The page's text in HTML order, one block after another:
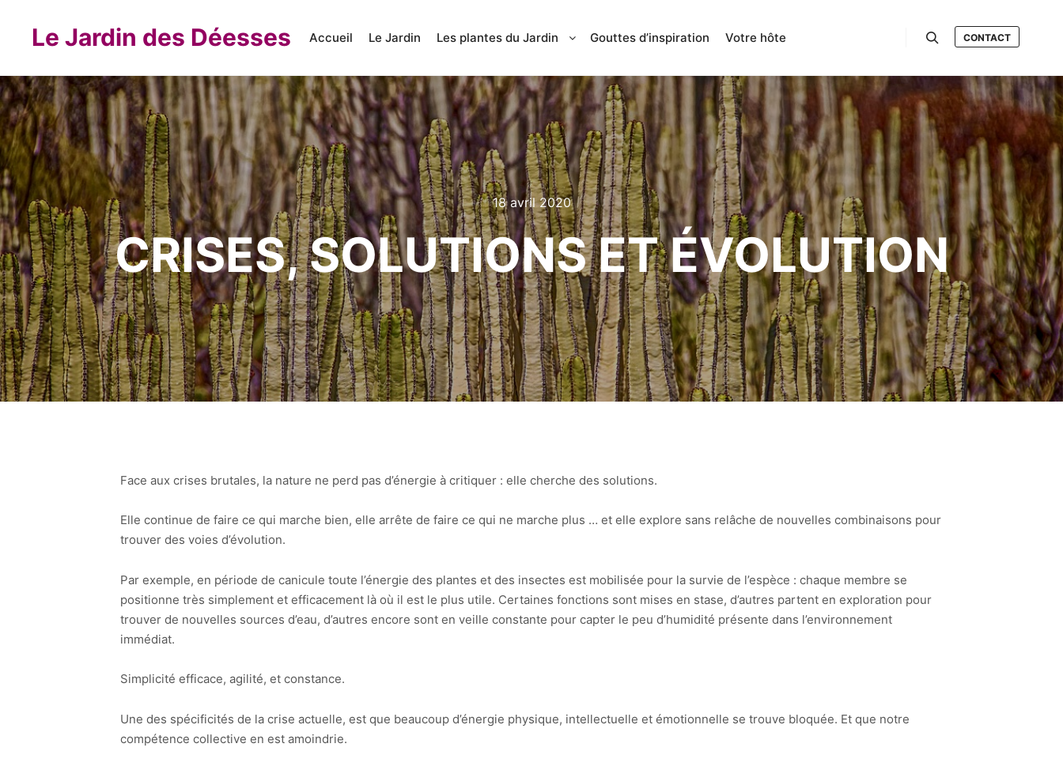
Le Jardin des Déesses Accueil Le Jardin Les plantes du Jardin Gouttes d’inspiration Votre hôte CONTACT
18 avril 2020
CRISES, SOLUTIONS ET ÉVOLUTION
Face aux crises brutales, la nature ne perd pas d’énergie à critiquer : elle cherche des solutions.
Elle continue de faire ce qui marche bien, elle arrête de faire ce qui ne marche plus … et elle explore sans relâche de nouvelles combinaisons pour
trouver des voies d’évolution.
Par exemple, en période de canicule toute l’énergie des plantes et des insectes est mobilisée pour la survie de l’espèce : chaque membre se
positionne très simplement et efficacement là où il est le plus utile. Certaines fonctions sont mises en stase, d’autres partent en exploration pour
trouver de nouvelles sources d’eau, d’autres encore sont en veille constante pour capter le peu d’humidité présente dans l’environnement
immédiat.
Simplicité efficace, agilité, et constance.
Une des spécificités de la crise actuelle, est que beaucoup d’énergie physique, intellectuelle et émotionnelle se trouve bloquée. Et que notre
compétence collective en est amoindrie.